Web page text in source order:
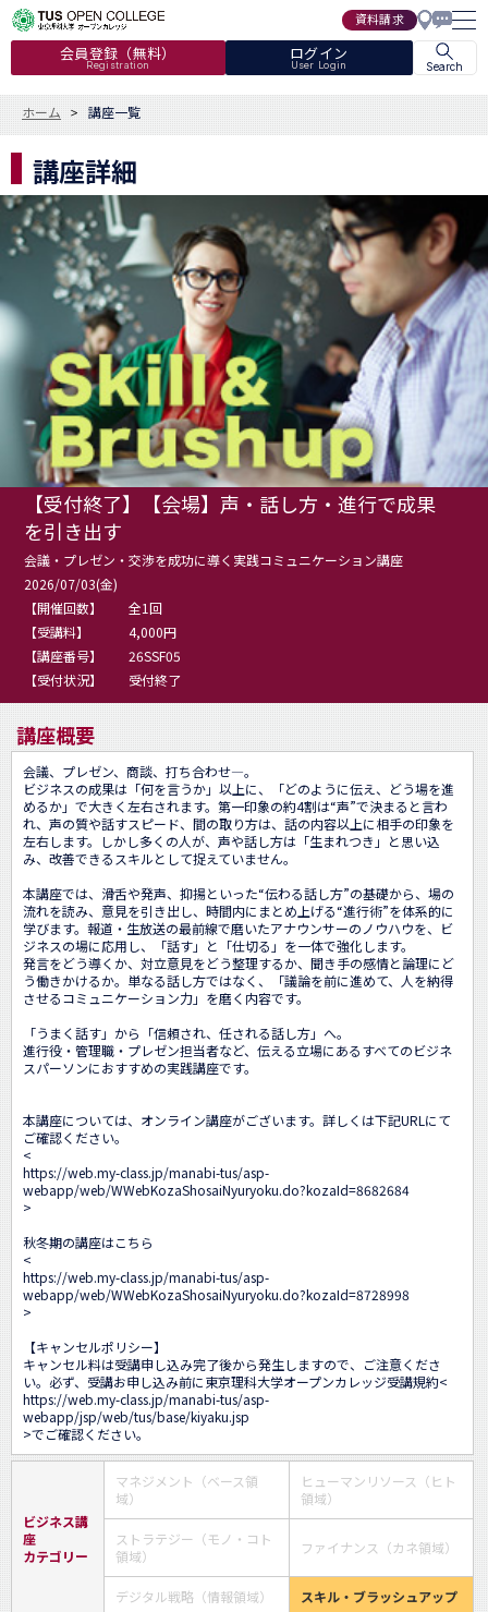
資料請求
会員登録（無料）
Registration
ログイン
User Login Search
ホーム 講座一覧
講座詳細
【受付終了】【会場】声・話し方・進行で成果
を引き出す
会議・プレゼン・交渉を成功に導く実践コミュニケーション講座
2026/07/03(金)
【開催回数】
全1回
【受講料】
4,000円
【講座番号】
26SSF05
【受付状況】
受付終了
講座概要
会議、プレゼン、商談、打ち合わせ―。
ビジネスの成果は「何を言うか」以上に、「どのように伝え、どう場を進
めるか」で大きく左右されます。第一印象の約4割は“声”で決まると言わ
れ、声の質や話すスピード、間の取り方は、話の内容以上に相手の印象を
左右します。しかし多くの人が、声や話し方は「生まれつき」と思い込
み、改善できるスキルとして捉えていません。
本講座では、滑舌や発声、抑揚といった“伝わる話し方”の基礎から、場の
流れを読み、意見を引き出し、時間内にまとめ上げる“進行術”を体系的に
学びます。報道・生放送の最前線で磨いたアナウンサーのノウハウを、ビ
ジネスの場に応用し、「話す」と「仕切る」を一体で強化します。
発言をどう導くか、対立意見をどう整理するか、聞き手の感情と論理にど
う働きかけるか。単なる話し方ではなく、「議論を前に進めて、人を納得
させるコミュニケーション力」を磨く内容です。
「うまく話す」から「信頼され、任される話し方」へ。
進行役・管理職・プレゼン担当者など、伝える立場にあるすべてのビジネ
スパーソンにおすすめの実践講座です。
本講座については、オンライン講座がございます。詳しくは下記URLにて
ご確認ください。
<
https://web.my-class.jp/manabi-tus/asp-
webapp/web/WWebKozaShosaiNyuryoku.do?kozaId=8682684
>
秋冬期の講座はこちら
<
https://web.my-class.jp/manabi-tus/asp-
webapp/web/WWebKozaShosaiNyuryoku.do?kozaId=8728998
>
【キャンセルポリシー】
キャンセル料は受講申し込み完了後から発生しますので、ご注意くださ
い。必ず、受講お申し込み前に東京理科大学オープンカレッジ受講規約<
https://web.my-class.jp/manabi-tus/asp-
webapp/jsp/web/tus/base/kiyaku.jsp
>でご確認ください。
ビジネス講
座
カテゴリー
マネジメント（ベース領
域）
ヒューマンリソース（ヒト
領域）
ストラテジー（モノ・コト
領域）
ファイナンス（カネ領域）
デジタル戦略（情報領域） スキル・ブラッシュアップ